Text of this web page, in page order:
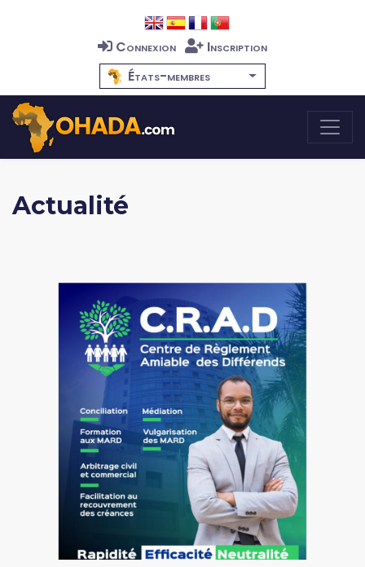
Connexion
Inscription
États-membres
Actualité